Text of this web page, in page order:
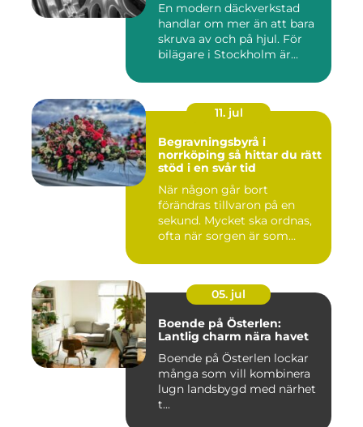
En modern däckverkstad
handlar om mer än att bara
skruva av och på hjul. För
bilägare i Stockholm är...
11. jul
Begravningsbyrå i
norrköping så hittar du rätt
stöd i en svår tid
När någon går bort
förändras tillvaron på en
sekund. Mycket ska ordnas,
ofta när sorgen är som
05. jul
Boende på Österlen:
Lantlig charm nära havet
Boende på Österlen lockar
många som vill kombinera
lugn landsbygd med närhet
t...